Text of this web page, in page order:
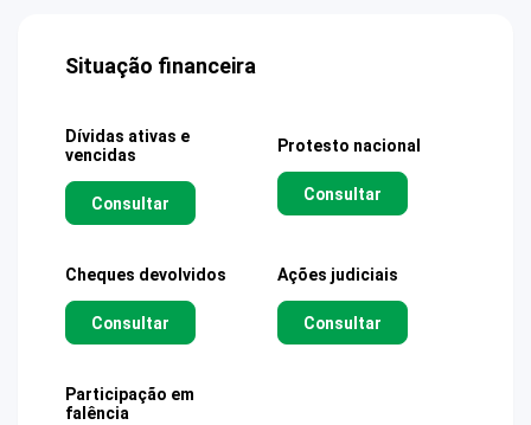
Situação financeira
Dívidas ativas e
vencidas
Consultar
Protesto nacional
Consultar
Cheques devolvidos
Consultar
Ações judiciais
Consultar
Participação em
falência